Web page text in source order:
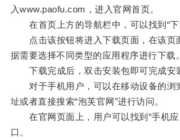
入www.paofu.com，进入官网首页。
在首页上方的导航栏中，可以找到“下
点击该按钮将进入下载页面，在该页
据需要选择不同类型的应用程序进行下载。
下载完成后，双击安装包即可完成安
对于手机用户，可以在移动设备的浏
址或者直接搜索“泡芙官网”进行访问。
在官网页面上，用户可以找到“手机应
口。